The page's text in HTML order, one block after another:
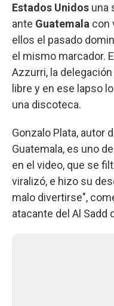
Estados Unidos una
ante Guatemala con
ellos el pasado
el mismo marcador.
Azzurri, la
libre y en ese lapso
una discoteca.
Gonzalo Plata, autor
Guatemala, es uno
en el video, que se
viralizó, e hizo su
malo divertirse",
atacante del Al Sadd